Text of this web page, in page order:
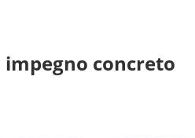
impegno concreto